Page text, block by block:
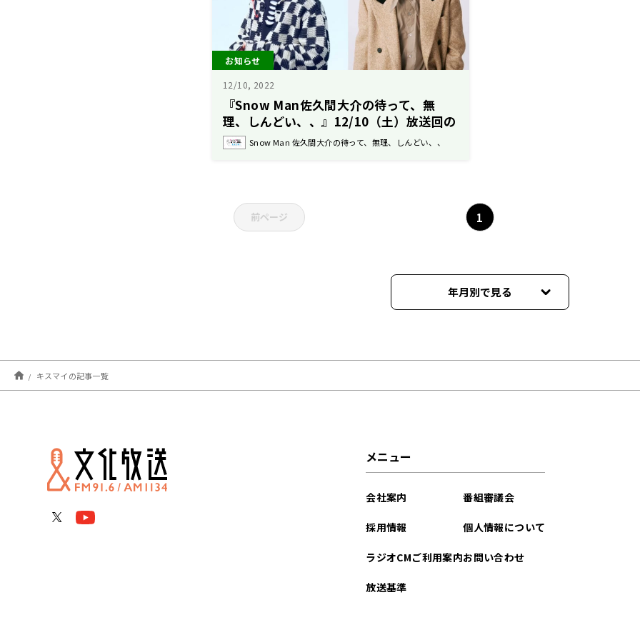
お知らせ
12/10, 2022
『Snow Man佐久間大介の待って、無
理、しんどい、、』12/10（土）放送回の
ゲストに、Kis-My-Ft2・宮田俊哉！“宮
田一派”が全員集合し、趣味嗜好の違いを
Snow Man 佐久間大介の待って、無理、しんどい、、
前ページ 1
年月別で見る
キスマイの記事一覧
メニュー
会社案内
採用情報
ラジオCMご利用案内
放送基準
番組審議会
個人情報について
お問い合わせ